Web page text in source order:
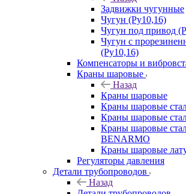
Задвижки чугунные
Чугун (Ру10,16)
Чугун под привод
Чугун с
(Ру10,16)
Компенсаторы и
Краны шаровые
Назад
Краны шаровые
Краны шаровые
Краны шаровые
Краны шаровые
BENARMO
Краны шаровые
Регуляторы давления
Детали трубопроводов
Назад